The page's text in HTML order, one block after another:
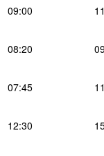
09:00
08:20
07:45
12:30